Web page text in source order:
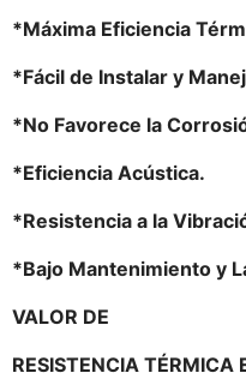
*Máxima Eficiencia
*Fácil de Instalar y
*No Favorece la
*Eficiencia Acústica.
*Resistencia a la
*Bajo Mantenimiento y
VALOR DE
RESISTENCIA TÉRMICA